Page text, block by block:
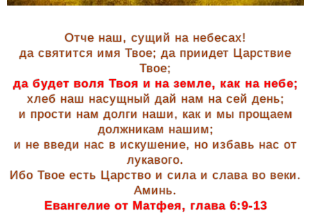
Отче наш, сущий на небесах!
да святится имя Твое; да приидет Царствие
Твое;
да будет воля Твоя и на земле, как на небе;
хлеб наш насущный дай нам на сей день;
и прости нам долги наши, как и мы прощаем
должникам нашим;
и не введи нас в искушение, но избавь нас от
лукавого.
Ибо Твое есть Царство и сила и слава во веки.
Аминь.
Евангелие от Матфея, глава 6:9-13